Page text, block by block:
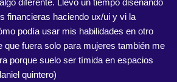
diferente. Llevo un tiempo diseñando
financieras haciendo ux/ui y vi la
podía usar mis habilidades en otro
que fuera solo para mujeres también me
porque suelo ser tímida en espacios
quintero)